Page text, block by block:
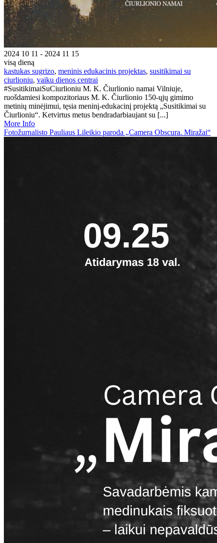
2024 10 11 - 2024 11 15
visą dieną
kastukas sugrizo, meninis edukacinis projektas, susitikimai su
ciurlioniu, vaiku dienos centrai
#SusitikimaiSuCiurlioniu M. K. Čiurlionio namai Vilniuje,
ruošdamiesi kompozitoriaus M. K. Čiurlionio 150-ųjų gimimo
metinių minėjimui, tęsia meninį-edukacinį projektą „Susitikimai su
Čiurlioniu“. Ketvirtus metus bendradarbiaujant su [...]
More Info
Fotožurnalisto Pauliaus Lileikio paroda „Camera Obscura. Miražai“